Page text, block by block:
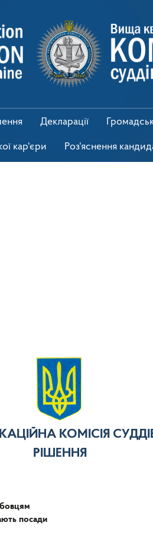
Декларації
кар'єри Роз'яснення
КОМІСІЯ
РІШЕННЯ
посади